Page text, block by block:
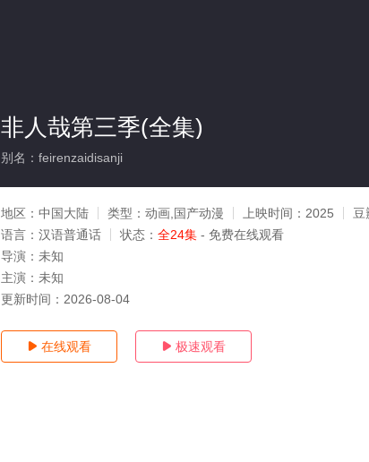
非人哉第三季(全集)
别名：feirenzaidisanji
地区： 中国大陆 类型： 动画,国产动漫 上映时间： 2025 豆
语言： 汉语普通话 状态： 全24集 - 免费在线观看
导演： 未知
主演： 未知
更新时间： 2026-08-04
 在线观看  极速观看